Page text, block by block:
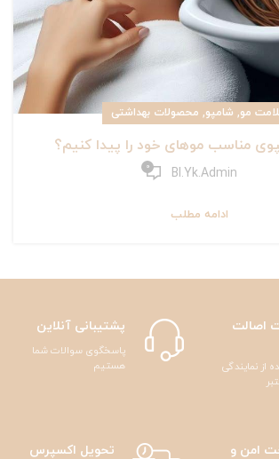
مو, شامپو, محصولات بهداشتی
مناسب موهای خود را پیدا کنیم؟
Bl.yk.admin
0
ادامه مطلب
اصالت
از نمایندگی
پشتیبانی آنلاین
پاسخگوی سوالات شما
هستیم
امن و
تحویل اکسپرس